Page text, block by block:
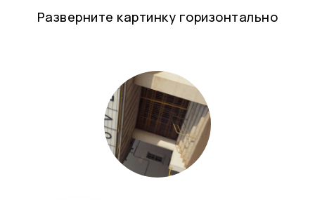
Разверните картинку горизонтально